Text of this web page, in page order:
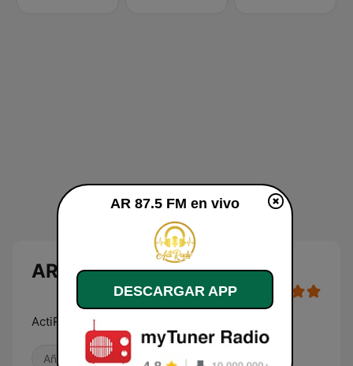
AR 87.5 FM en vivo
ActiRadio, Activando Tus Sentidos. :)
Años 80 Antiguas
AR 87.5 FM en vivo
DESCARGAR APP